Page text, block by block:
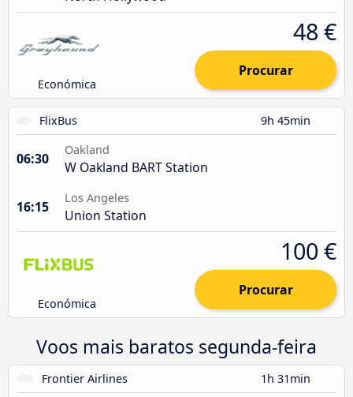
Económica
48 €
Procurar
FlixBus 9h 45min
06:30
Oakland
W Oakland BART Station
16:15
Los Angeles
Union Station
Económica
100 €
Procurar
Voos mais baratos segunda-feira
Frontier Airlines 1h 31min